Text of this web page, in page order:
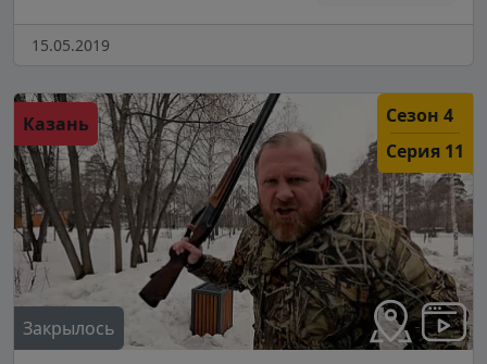
15.05.2019
Казань
Сезон 4
Серия 11
Закрылось